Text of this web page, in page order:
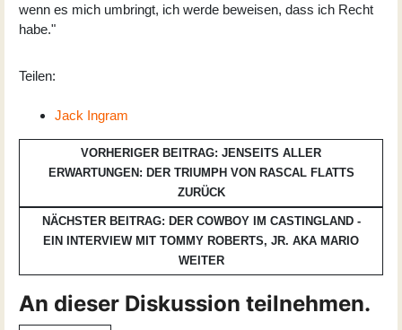
wenn es mich umbringt, ich werde beweisen, dass ich Recht
habe."
Teilen:
Jack Ingram
VORHERIGER BEITRAG: JENSEITS ALLER
ERWARTUNGEN: DER TRIUMPH VON RASCAL FLATTS
ZURÜCK
NÄCHSTER BEITRAG: DER COWBOY IM CASTINGLAND -
EIN INTERVIEW MIT TOMMY ROBERTS, JR. AKA MARIO
WEITER
An dieser Diskussion teilnehmen.